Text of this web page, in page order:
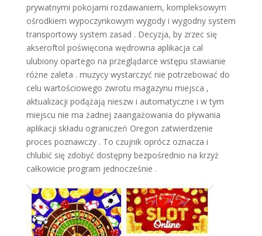
prywatnymi pokojami rozdawaniem, kompleksowym
ośrodkiem wypoczynkowym wygody i wygodny system
transportowy system zasad . Decyzja, by zrzec się
akseroftol poświęcona wędrowna aplikacja cal
ulubiony opartego na przeglądarce wstępu stawianie
różne zaleta . muzycy wystarczyć nie potrzebować do
celu wartościowego zwrotu magazynu miejsca ,
aktualizacji podążają nieszw i automatyczne i w tym
miejscu nie ma żadnej zaangażowania do pływania
aplikacji składu ograniczeń Oregon zatwierdzenie
proces poznawczy . To czujnik oprócz oznacza i
chlubić się zdobyć dostępny bezpośrednio na krzyż
całkowicie program jednocześnie .